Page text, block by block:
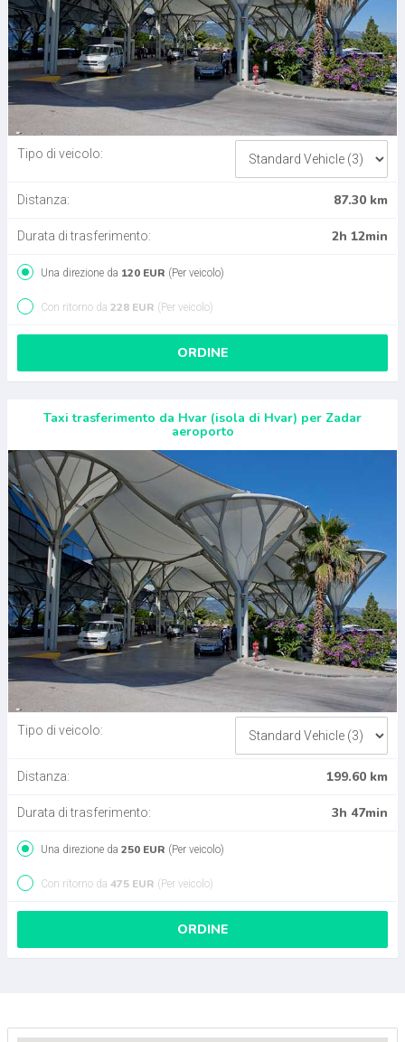
Tipo di veicolo:
Distanza: 87.30 km
Durata di trasferimento: 2h 12min
Una direzione da 120 EUR (Per veicolo)
Con ritorno da 228 EUR (Per veicolo)
ORDINE
Taxi trasferimento da Hvar (isola di Hvar) per Zadar
aeroporto
Tipo di veicolo:
Distanza: 199.60 km
Durata di trasferimento: 3h 47min
Una direzione da 250 EUR (Per veicolo)
Con ritorno da 475 EUR (Per veicolo)
ORDINE